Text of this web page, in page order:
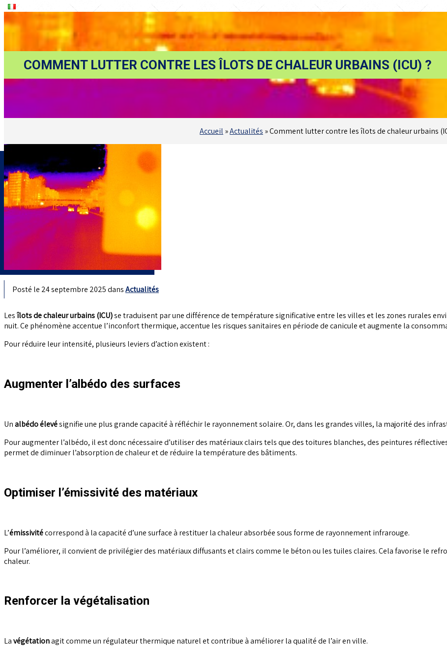
COMMENT LUTTER CONTRE LES ÎLOTS DE CHALEUR URBAINS (ICU) ?
Accueil »Actualités »Comment lutter contre les îlots de chaleur urbains
Posté le 24 septembre 2025 dansActualités
Lesîlots de chaleur urbains (ICU)se traduisent par une différence de température significative entre les villes et les zones rurales
nuit. Ce phénomène accentue l’inconfort thermique, accentue les risques sanitaires en période de canicule et augmente la
Pour réduire leur intensité, plusieurs leviers d’action existent :
Augmenter l’albédo des surfaces
Unalbédo élevésignifie une plus grande capacité à réfléchir le rayonnement solaire. Or, dans les grandes villes, la majorité des
Pour augmenter l’albédo, il est donc nécessaire d’utiliser des matériaux clairs tels que des toitures blanches, des peintures
permet de diminuer l’absorption de chaleur et de réduire la température des bâtiments.
Optimiser l’émissivité des matériaux
L’émissivitécorrespond à la capacité d’une surface à restituer la chaleur absorbée sous forme de rayonnement infrarouge.
Pour l’améliorer, il convient de privilégier des matériaux diffusants et clairs comme le béton ou les tuiles claires. Cela favorise le
chaleur.
Renforcer la végétalisation
Lavégétationagit comme un régulateur thermique naturel et contribue à améliorer la qualité de l’air en ville.